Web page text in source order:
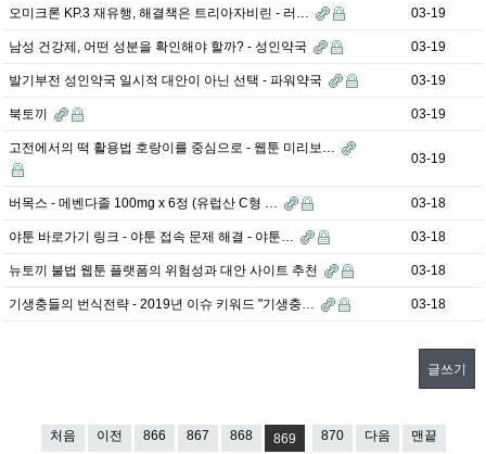
오미크론 KP.3 재유행, 해결책은 트리아자비린 - 러… 03-19
남성 건강제, 어떤 성분을 확인해야 할까? - 성인약국 03-19
발기부전 성인약국 일시적 대안이 아닌 선택 - 파워약국 03-19
북토끼 03-19
고전에서의 떡 활용법 호랑이를 중심으로 - 웹툰 미리보…
03-19
버목스 - 메벤다졸 100mg x 6정 (유럽산 C형 … 03-18
야툰 바로가기 링크 - 야툰 접속 문제 해결 - 야툰… 03-18
뉴토끼 불법 웹툰 플랫폼의 위험성과 대안 사이트 추천 03-18
기생충들의 번식전략 - 2019년 이슈 키워드 "기생충… 03-18
글쓰기
처음 이전 866 867 868 869 870 다음 맨끝